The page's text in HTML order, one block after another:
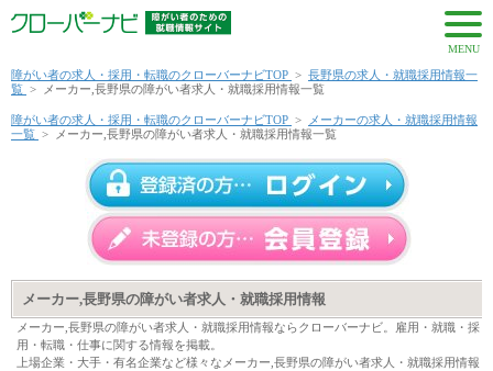
MENU
障がい者の求人・採用・転職のクローバーナビTOP > 長野県の求人・就職採用情報一
覧 > メーカー,長野県の障がい者求人・就職採用情報一覧
障がい者の求人・採用・転職のクローバーナビTOP >
メーカーの求人・就職採用情報
一覧 > メーカー,長野県の障がい者求人・就職採用情報一覧
メーカー,長野県の障がい者求人・就職採用情報
メーカー,長野県の障がい者求人・就職採用情報ならクローバーナビ。雇用・就職・採
用・転職・仕事に関する情報を掲載。
上場企業・大手・有名企業など様々なメーカー,長野県の障がい者求人・就職採用情報